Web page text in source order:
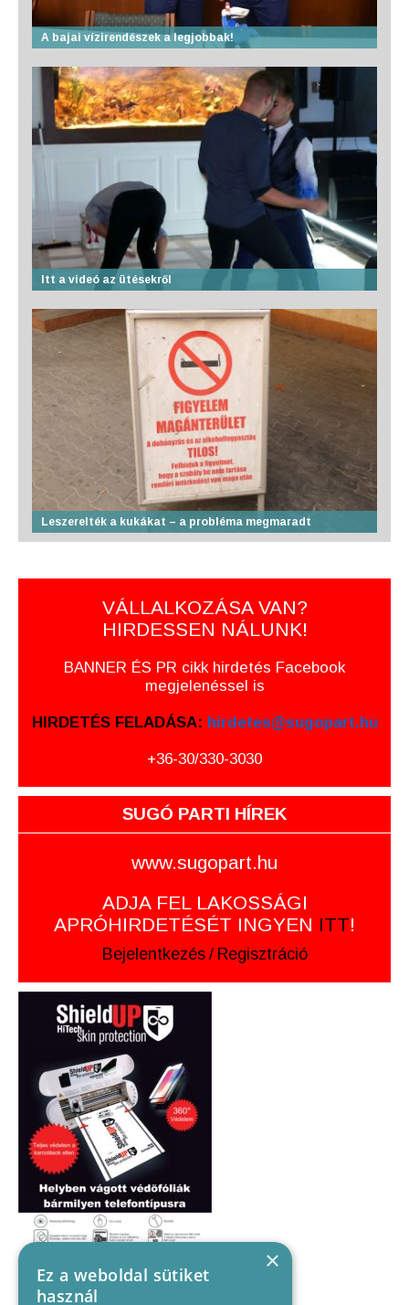
A bajai vízirendészek a legjobbak!
Itt a videó az ütésekről
Leszerelték a kukákat – a probléma megmaradt
VÁLLALKOZÁSA VAN?
HIRDESSEN NÁLUNK!
BANNER ÉS PR cikk hirdetés Facebook
megjelenéssel is
HIRDETÉS FELADÁSA: hirdetes@sugopart.hu
+36-30/330-3030
SUGÓ PARTI HÍREK
www.sugopart.hu
ADJA FEL LAKOSSÁGI
APRÓHIRDETÉSÉT INGYEN ITT!
Bejelentkezés / Regisztráció
×
Ez a weboldal sütiket
használ